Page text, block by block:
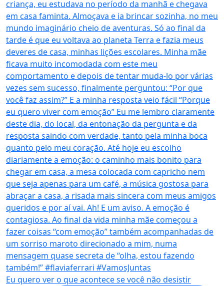
Eu quero ver o que acontece se você não desistir